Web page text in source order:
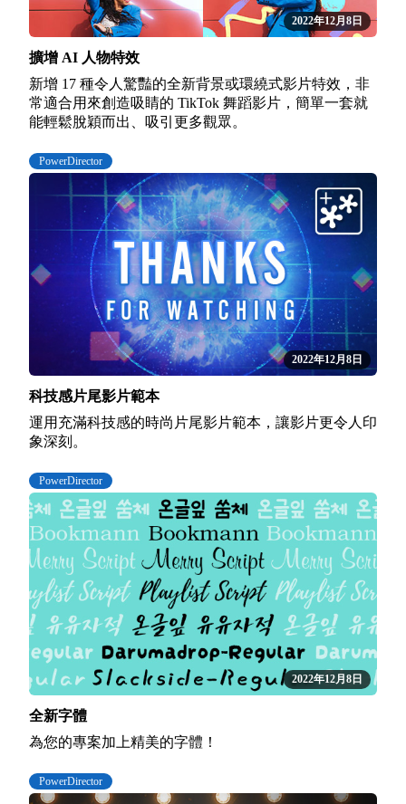
2022年12月8日
擴增 AI 人物特效
新增 17 種令人驚豔的全新背景或環繞式影片特效，非
常適合用來創造吸睛的 TikTok 舞蹈影片，簡單一套就
能輕鬆脫穎而出、吸引更多觀眾。
PowerDirector
2022年12月8日
科技感片尾影片範本
運用充滿科技感的時尚片尾影片範本，讓影片更令人印
象深刻。
PowerDirector
2022年12月8日
全新字體
為您的專案加上精美的字體！
PowerDirector